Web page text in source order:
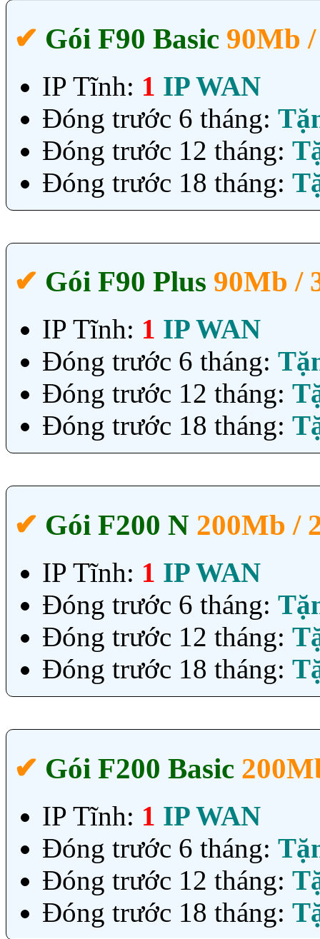
✔‎ Gói F90 Basic 90Mb
IP Tĩnh: 1 IP WAN
Đóng trước 6 tháng:
Đóng trước 12 tháng:
Đóng trước 18 tháng:
✔‎ Gói F90 Plus 90Mb /
IP Tĩnh: 1 IP WAN
Đóng trước 6 tháng:
Đóng trước 12 tháng:
Đóng trước 18 tháng:
✔‎ Gói F200 N 200Mb /
IP Tĩnh: 1 IP WAN
Đóng trước 6 tháng:
Đóng trước 12 tháng:
Đóng trước 18 tháng:
✔‎ Gói F200 Basic
IP Tĩnh: 1 IP WAN
Đóng trước 6 tháng:
Đóng trước 12 tháng:
Đóng trước 18 tháng: